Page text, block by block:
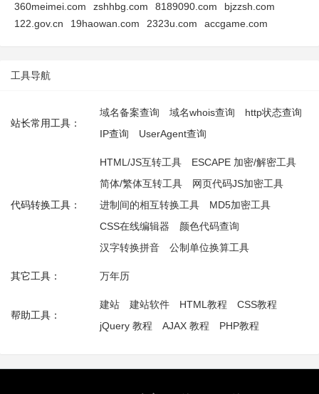
360meimei.com
zshhbg.com 8189090.com
bjzzsh.com
122.gov.cn
19haowan.com 2323u.com accgame.com
工具导航
站长常用工具：
域名备案查询 域名whois查询
http状态查询
IP查询
UserAgent查询
代码转换工具：
HTML/JS互转工具
ESCAPE 加密/解密工具
简体/繁体互转工具
网页代码JS加密工具
进制间的相互转换工具
MD5加密工具
CSS在线编辑器
颜色代码查询
汉字转换拼音
公制单位换算工具
其它工具： 万年历
帮助工具：
建站 建站软件 HTML教程
CSS教程
jQuery 教程
AJAX 教程 PHP教程